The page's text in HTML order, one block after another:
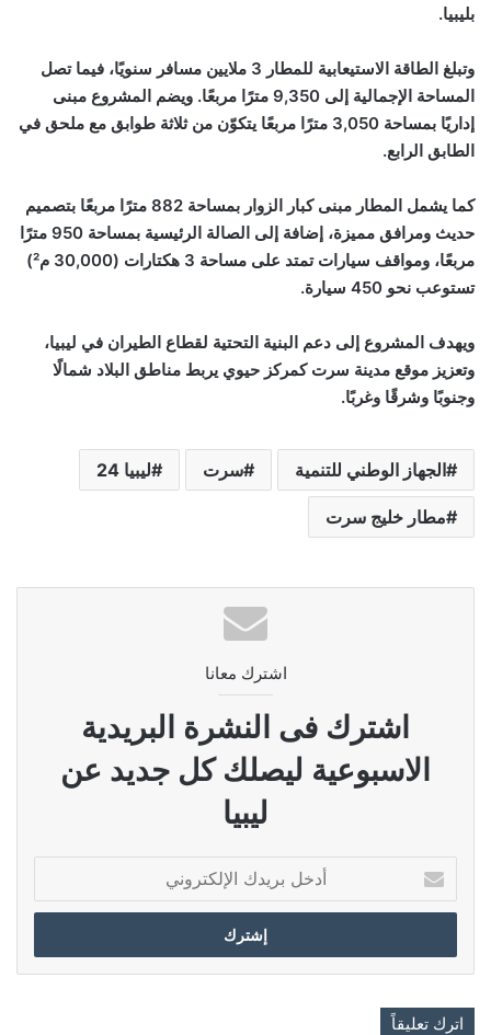
بليبيا.
وتبلغ الطاقة الاستيعابية للمطار 3 ملايين مسافر سنويًا، فيما تصل
المساحة الإجمالية إلى 9,350 مترًا مربعًا. ويضم المشروع مبنى
إداريًا بمساحة 3,050 مترًا مربعًا يتكوّن من ثلاثة طوابق مع ملحق في
الطابق الرابع.
كما يشمل المطار مبنى كبار الزوار بمساحة 882 مترًا مربعًا بتصميم
حديث ومرافق مميزة، إضافة إلى الصالة الرئيسية بمساحة 950 مترًا
مربعًا، ومواقف سيارات تمتد على مساحة 3 هكتارات (30,000 م²)
تستوعب نحو 450 سيارة.
ويهدف المشروع إلى دعم البنية التحتية لقطاع الطيران في ليبيا،
وتعزيز موقع مدينة سرت كمركز حيوي يربط مناطق البلاد شمالًا
وجنوبًا وشرقًا وغربًا.
الجهاز الوطني للتنمية سرت ليبيا 24
مطار خليج سرت
اشترك معانا
اشترك فى النشرة البريدية
الاسبوعية ليصلك كل جديد عن
ليبيا
بريدك
الإلكتروني
اترك تعليقاً